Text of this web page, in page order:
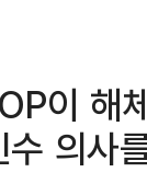
이 해
의사